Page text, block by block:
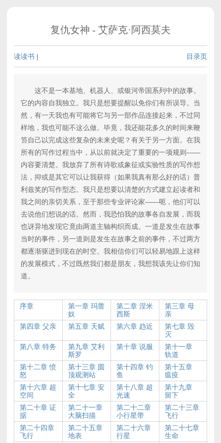
复仇女神 - 艾萨克·阿西莫夫
读读书 | 目录页
这不是一本基地、机器人、或银河帝国系列中的故事。
它的内容自我独立。我只是想要提醒以免你们有所误导。当
然，有一天我也有可能将它与另一部作品连接起来，不过同
样地，我也可能不这么做。毕竟，我还能花多久的时间来鞭
笞自己以完成这些复杂的未来史呢？有关于另一方面。在我
所有的写作过程当中，从以前就决定了重要的一项规则——
内容要清楚。我放弃了所有诗歌或象征或实验性质的写作想
法，抑或是其它可以让我获得（如果我真有那么好的话）普
利兹奖的写作型态。我只是想要以清楚的方式建立起读者和
我之间的亲切关系，至于那些专业评论家——呃，他们可以
去说他们想说的话。然而，我恐怕我的故事各自发展，而我
也讶异地发现它竟由两道主轴构织而成。一道是发生在故事
当时的事件，另一道则是发生在故事之前的事件，不过两方
都逐渐驱进到现在的时空。我相信你们可以轻易地跟上这样
的发展模式，不过既然我们都是朋友，我想我该先让你们知
道。
序章
第一章 玛蕾
奴
第二章 涅米
西斯
第三章 母
亲
第四章 父亲
第五章 天赋 第六章 趋近
第七章 毁
灭
第八章 特务
第九章 艾利
斯罗
第十章 说服
第十一章
轨道
第十二章 愤
怒
第十三章 圆
顶观测站
第十四章 钓
鱼
第十五章
瘟疫
第十六章 超
空间
第十七章 安
全
第十八章 超
光速
第十九章
留下
第二十章 证
据
第二十一章
大脑扫描
第二十二章
小行星带
第二十三章
飞行
第二十四章
飞行
第二十五章
地表
第二十六章
行星
第二十七章
生命